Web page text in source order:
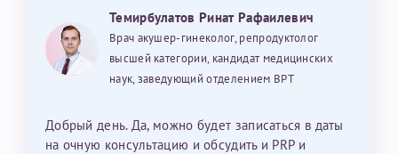
Темирбулатов Ринат Рафаилевич
Врач акушер-гинеколог, репродуктолог
высшей категории, кандидат медицинских
наук, заведующий отделением ВРТ
Добрый день. Да, можно будет записаться в даты
на очную консультацию и обсудить и PRP и